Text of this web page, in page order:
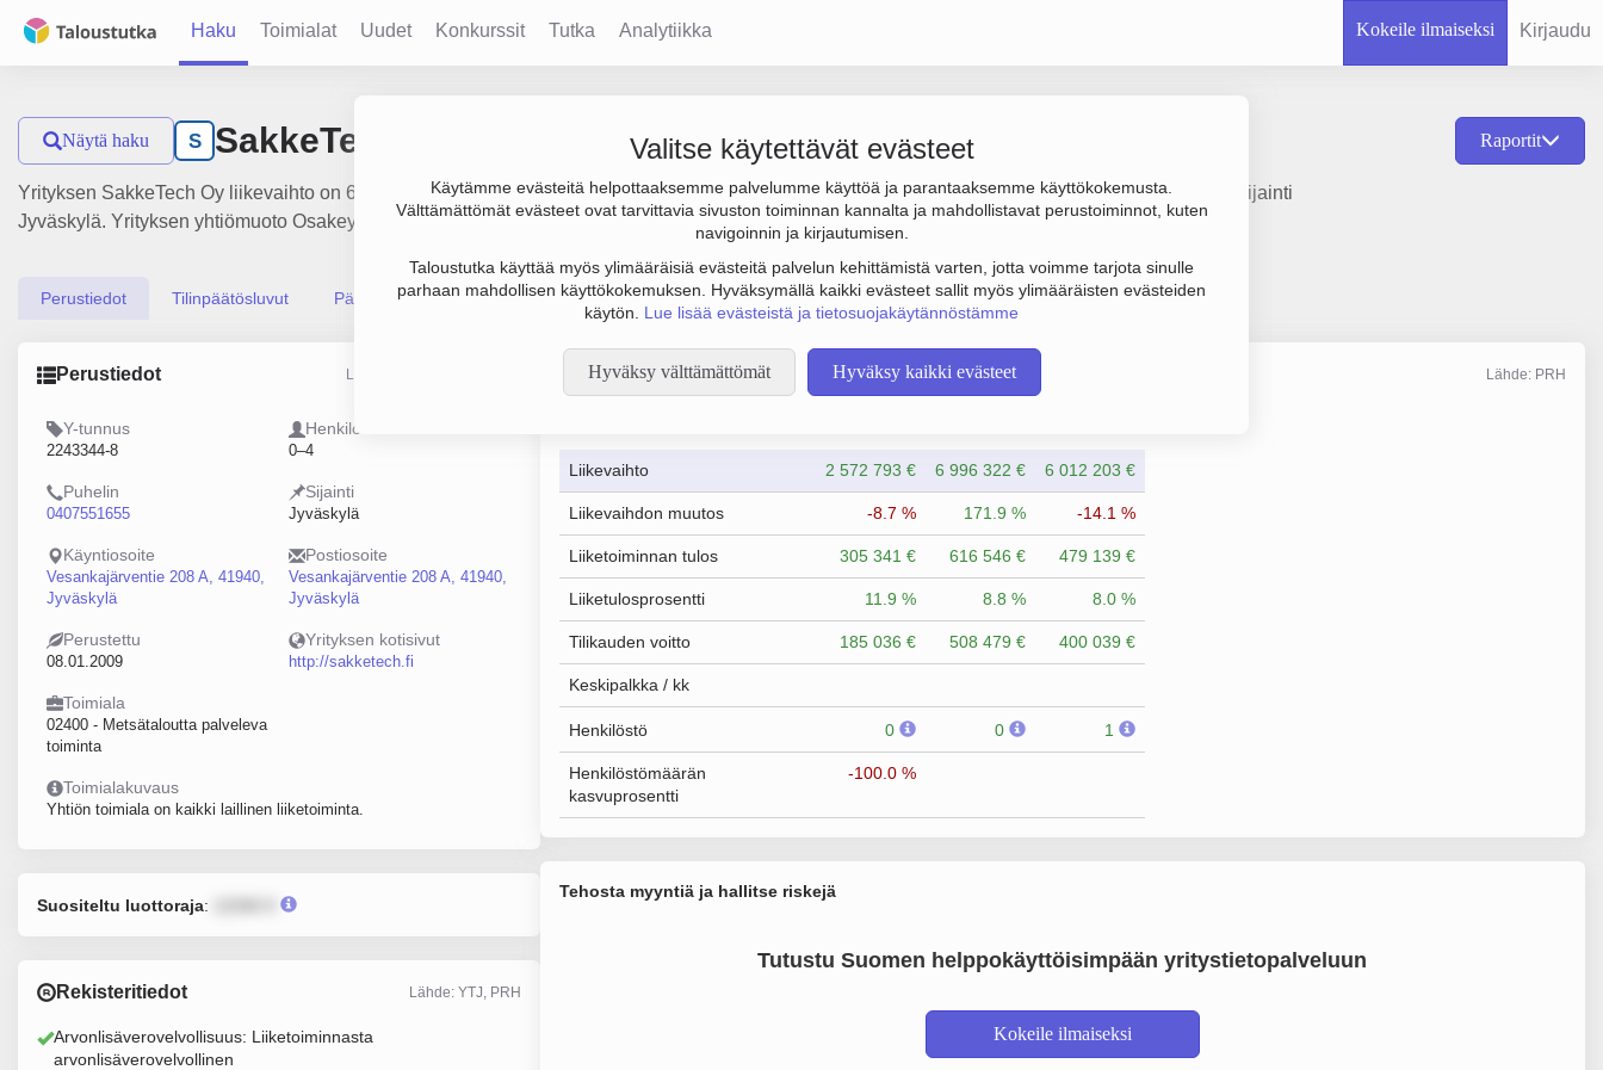
Haku Toimialat Uudet Konkurssit Tutka Analytiikka Kokeile ilmaiseksi Kirjaudu
Valitse käytettävät evästeet
Käytämme evästeitä helpottaaksemme palvelumme käyttöä ja parantaaksemme käyttökokemusta.
Välttämättömät evästeet ovat tarvittavia sivuston toiminnan kannalta ja mahdollistavat perustoiminnot, kuten
navigoinnin ja kirjautumisen.
Taloustutka käyttää myös ylimääräisiä evästeitä palvelun kehittämistä varten, jotta voimme tarjota sinulle
parhaan mahdollisen käyttökokemuksen. Hyväksymällä kaikki evästeet sallit myös ylimääräisten evästeiden
käytön. Lue lisää evästeistä ja tietosuojakäytännöstämme
Hyväksy välttämättömät Hyväksy kaikki evästeet
Näytä haku S SakkeTech Oy Raportit
Yrityksen SakkeTech Oy liikevaihto on 6 milj. € ja tulos 479 000 €. Sen päätoimiala on Metsätaloutta palveleva toiminta, perustamisvuosi 2009 ja sijainti
Jyväskylä. Yrityksen yhtiömuoto Osakeyhtiö (OY).
Perustiedot Tilinpäätösluvut Päättäjätiedot
Perustiedot Lähde: YTJ, PRH, Traficom
Y-tunnus
2243344-8
Henkilöstömäärä
0–4
Puhelin
0407551655
Sijainti
Jyväskylä
Käyntiosoite
Vesankajärventie 208 A, 41940,
Jyväskylä
Postiosoite
Vesankajärventie 208 A, 41940,
Jyväskylä
Perustettu
08.01.2009
Yrityksen kotisivut
http://sakketech.fi
Toimiala
02400 - Metsätaloutta palveleva
toiminta
Toimialakuvaus
Yhtiön toimiala on kaikki laillinen liiketoiminta.
Suositeltu luottoraja:
Rekisteritiedot Lähde: YTJ, PRH
Arvonlisäverovelvollisuus: Liiketoiminnasta
arvonlisäverovelvollinen
Taloustiedot Lähde: PRH
Liikevaihto 2 572 793 € 6 996 322 € 6 012 203 €
Liikevaihdon muutos -8.7 % 171.9 % -14.1 %
Liiketoiminnan tulos 305 341 € 616 546 € 479 139 €
Liiketulosprosentti 11.9 % 8.8 % 8.0 %
Tilikauden voitto 185 036 € 508 479 € 400 039 €
Keskipalkka / kk
Henkilöstö 0 0 1
Henkilöstömäärän
kasvuprosentti
-100.0 %
Tehosta myyntiä ja hallitse riskejä
Tutustu Suomen helppokäyttöisimpään yritystietopalveluun
Kokeile ilmaiseksi